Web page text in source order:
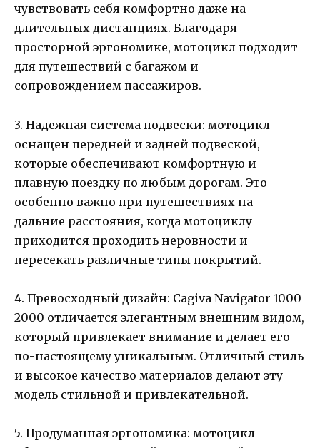
чувствовать себя комфортно даже на
длительных дистанциях. Благодаря
просторной эргономике, мотоцикл подходит
для путешествий с багажом и
сопровождением пассажиров.
3. Надежная система подвески: мотоцикл
оснащен передней и задней подвеской,
которые обеспечивают комфортную и
плавную поездку по любым дорогам. Это
особенно важно при путешествиях на
дальние расстояния, когда мотоциклу
приходится проходить неровности и
пересекать различные типы покрытий.
4. Превосходный дизайн: Cagiva Navigator 1000
2000 отличается элегантным внешним видом,
который привлекает внимание и делает его
по-настоящему уникальным. Отличный стиль
и высокое качество материалов делают эту
модель стильной и привлекательной.
5. Продуманная эргономика: мотоцикл